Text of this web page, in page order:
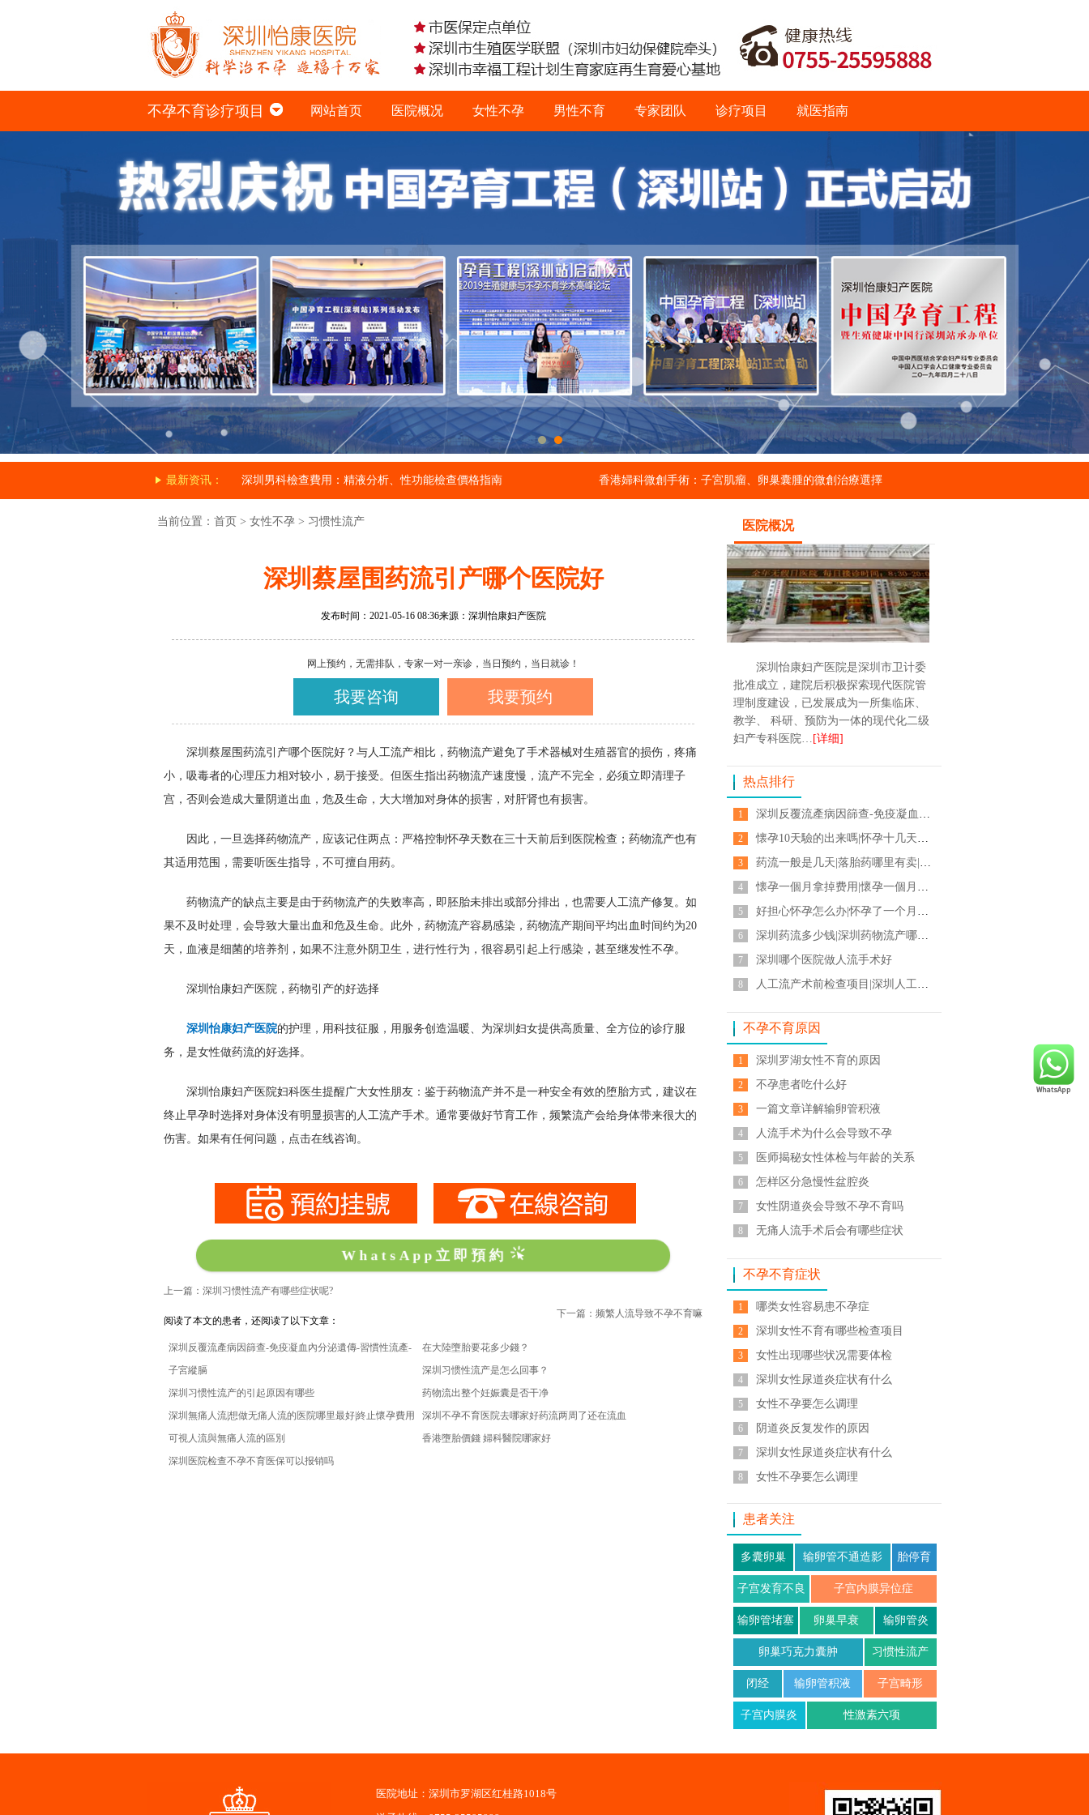
不孕不育诊疗项目 网站首页 医院概况 女性不孕 男性不育 专家团队 诊疗项目 就医指南
最新资讯： 深圳男科檢查費用：精液分析、性功能檢查價格指南 香港婦科微創手術：子宮肌瘤、卵巢囊腫的微創治療選擇
当前位置： 首页 > 女性不孕 > 习惯性流产
深圳蔡屋围药流引产哪个医院好
发布时间：2021-05-16 08:36来源：深圳怡康妇产医院
网上预约，无需排队，专家一对一亲诊，当日预约，当日就诊！
我要咨询 我要预约
深圳 蔡屋围 药流引产哪个 医院好 ？ 与人工流产相比，药物流产避免了手术器械对生殖器官的损伤，疼痛
小，吸毒者的心理压力相对较小，易于接受。但医生指出药物流产速度慢，流产不完全，必须立即清理子
宫，否则会造成大量阴道出血，危及生命，大大增加对身体的损害，对肝肾也有损害。
因此，一旦选择药物流产，应该记住两点：严格控制怀孕天数在三十天前后到医院检查 ；药物流产也有
其适用范围， 需要听医生指导，不可擅自用药。
药物流产的缺点主要是由于药物流产的失败率高，即胚胎未排出或部分排出，也需要人工流产修复。如
果不及时处理，会导致大量出血和危及生命。此外，药物流产容易感染，药物流产期间平均出血时间约为20
天，血液是细菌的培养剂，如果不注意外阴卫生， 进行性行为 ，很容易引起上行感染，甚至继发性不孕。
深圳怡康妇产 医院，药物引产的好选择
深圳怡康妇产医院的护理，用科技征服，用服务创造温暖、为深圳妇女提供高质量、全方位的诊疗服
务，是女性做药流的好选择。
深圳怡康妇产医院妇科医生提醒广大女性朋友：鉴于药物流产并不是一种安全有效的堕胎方式，建议在
终止早孕时选择对身体没有明显损害的人工流产手术。通常要做好节育工作，频繁流产会给身体带来很大的
伤害。如果有任何问题，点击在线咨询。
WhatsApp立即預約
上一篇：深圳习惯性流产有哪些症状呢?
下一篇：频繁人流导致不孕不育嘛
阅读了本文的患者，还阅读了以下文章：
深圳反覆流產病因篩查-免疫凝血內分泌遺傳-習慣性流產-
子宮縱膈
在大陸墮胎要花多少錢？
深圳习惯性流产是怎么回事？
深圳习惯性流产的引起原因有哪些
药物流出整个妊娠囊是否干净
深圳無痛人流|想做无痛人流的医院哪里最好|終止懷孕費用
深圳不孕不育医院去哪家好药流两周了还在流血
可視人流與無痛人流的區別
香港墮胎價錢 婦科醫院哪家好
深圳医院检查不孕不育医保可以报销吗
医院概况
深圳怡康妇产医院是深圳市卫计委
批准成立，建院后积极探索现代医院管
理制度建设，已发展成为一所集临床、
教学、 科研、预防为一体的现代化二级
妇产专科医院… [详细]
热点排行
1 深圳反覆流產病因篩查-免疫凝血內分泌遺傳-習慣性流產-子宮縱膈
2 懐孕10天驗的出来嗎|怀孕十几天想打掉|怀孕多少周可以吃药流物流产吗
3 药流一般是几天|落胎药哪里有卖|吃药流产后几天多久能流干净
4 懐孕一個月拿掉费用|懷孕一個月驗的出来嗎|刚怀孕了一个月可以吃药能去打掉吗
5 好担心怀孕怎么办|怀孕了一个月可以吃药打掉吗|刚怀孕吃什么可以流产
6 深圳药流多少钱|深圳药物流产哪里好|深圳人工流產醫院
7 深圳哪个医院做人流手术好
8 人工流产术前检查项目|深圳人工流產醫院|人工流產注意事項
不孕不育原因
1 深圳罗湖女性不育的原因
2 不孕患者吃什么好
3 一篇文章详解输卵管积液
4 人流手术为什么会导致不孕
5 医师揭秘女性体检与年龄的关系
6 怎样区分急慢性盆腔炎
7 女性阴道炎会导致不孕不育吗
8 无痛人流手术后会有哪些症状
不孕不育症状
1 哪类女性容易患不孕症
2 深圳女性不育有哪些检查项目
3 女性出现哪些状况需要体检
4 深圳女性尿道炎症状有什么
5 女性不孕要怎么调理
6 阴道炎反复发作的原因
7 深圳女性尿道炎症状有什么
8 女性不孕要怎么调理
患者关注
多囊卵巢 输卵管不通造影 胎停育
子宫发育不良 子宫内膜异位症
输卵管堵塞 卵巢早衰 输卵管炎
卵巢巧克力囊肿 习惯性流产
闭经 输卵管积液 子宫畸形
子宫内膜炎 性激素六项
医院地址：深圳市罗湖区红桂路1018号